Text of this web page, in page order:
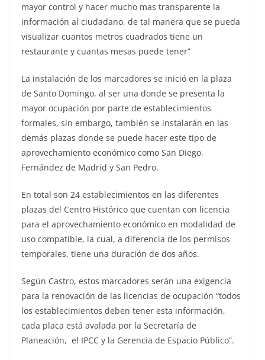
mayor control y hacer mucho mas transparente la
información al ciudadano, de tal manera que se pueda
visualizar cuantos metros cuadrados tiene un
restaurante y cuantas mesas puede tener”
La instalación de los marcadores se inició en la plaza
de Santo Domingo, al ser una donde se presenta la
mayor ocupación por parte de establecimientos
formales, sin embargo, también se instalarán en las
demás plazas donde se puede hacer este tipo de
aprovechamiento económico como San Diego,
Fernández de Madrid y San Pedro.
En total son 24 establecimientos en las diferentes
plazas del Centro Histórico que cuentan con licencia
para el aprovechamiento económico en modalidad de
uso compatible, la cual, a diferencia de los permisos
temporales, tiene una duración de dos años.
Según Castro, estos marcadores serán una exigencia
para la renovación de las licencias de ocupación “todos
los establecimientos deben tener esta información,
cada placa está avalada por la Secretaría de
Planeación, el IPCC y la Gerencia de Espacio Público”.